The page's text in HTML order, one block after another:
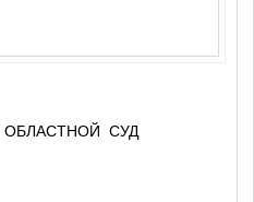
ОБЛАСТНОЙ СУД